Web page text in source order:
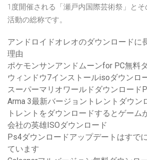
1度開催される「瀬戸内国際芸術祭」と
活動の総称です。
アンドロイドオレオのダウンロードに
理由
ポケモンサンアンドムーンfor PC無料
ウィンドウ7インストールisoダウンロ
スーパーマリオワールドダウンロード
Arma 3最新バージョントレントダウン
トレントをダウンロードするとゲーム
会社の英雄ISOダウンロード
Ps4ダウンロードアップデートはすで
ています